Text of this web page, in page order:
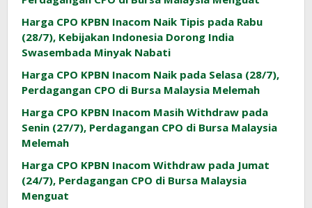
Harga CPO KPBN Inacom Naik Tipis pada Rabu
(28/7), Kebijakan Indonesia Dorong India
Swasembada Minyak Nabati
Harga CPO KPBN Inacom Naik pada Selasa (28/7),
Perdagangan CPO di Bursa Malaysia Melemah
Harga CPO KPBN Inacom Masih Withdraw pada
Senin (27/7), Perdagangan CPO di Bursa Malaysia
Melemah
Harga CPO KPBN Inacom Withdraw pada Jumat
(24/7), Perdagangan CPO di Bursa Malaysia
Menguat